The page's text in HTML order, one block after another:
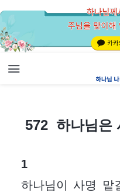
572 하나님은 사람의 마음 보
572 하나님은
1
하나님이 사명 맡